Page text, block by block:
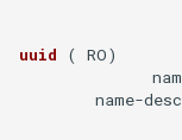
killall 命令
Linux 输入输出与
uuid ( RO)
name-